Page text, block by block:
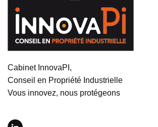
Cabinet InnovaPI,
Conseil en Propriété Industrielle
Vous innovez, nous protégeons